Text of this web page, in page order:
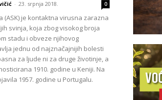
- 23. srpnja 2018. 0
(ASK) je kontaktna virusna zarazna
svinja, koja zbog visokog broja
stadu i obveze njihovog
jednu od najznačajnijih bolesti
za ljude ni za druge životinje, a
1910. godine u Keniji. Na
1957. godine u Portugalu.